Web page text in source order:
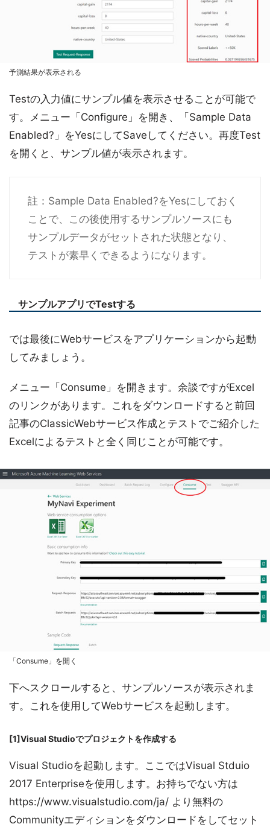
予測結果が表示される
Testの入力値にサンプル値を表示させることが可能で
す。メニュー「Configure」を開き、「Sample Data
Enabled?」をYesにしてSaveしてください。再度Test
を開くと、サンプル値が表示されます。
註：Sample Data Enabled?をYesにしておく
ことで、この後使用するサンプルソースにも
サンプルデータがセットされた状態となり、
テストが素早くできるようになります。
サンプルアプリでTestする
では最後にWebサービスをアプリケーションから起動
してみましょう。
メニュー「Consume」を開きます。余談ですがExcel
のリンクがあります。これをダウンロードすると前回
記事のClassicWebサービス作成とテストでご紹介した
Excelによるテストと全く同じことが可能です。
「Consume」を開く
下へスクロールすると、サンプルソースが表示されま
す。これを使用してWebサービスを起動します。
[1]Visual Studioでプロジェクトを作成する
Visual Studioを起動します。ここではVisual Stduio
2017 Enterpriseを使用します。お持ちでない方は
https://www.visualstudio.com/ja/ より無料の
Communityエディションをダウンロードをしてセット